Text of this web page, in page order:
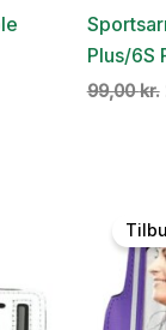
Plus/6S
99,00kr.